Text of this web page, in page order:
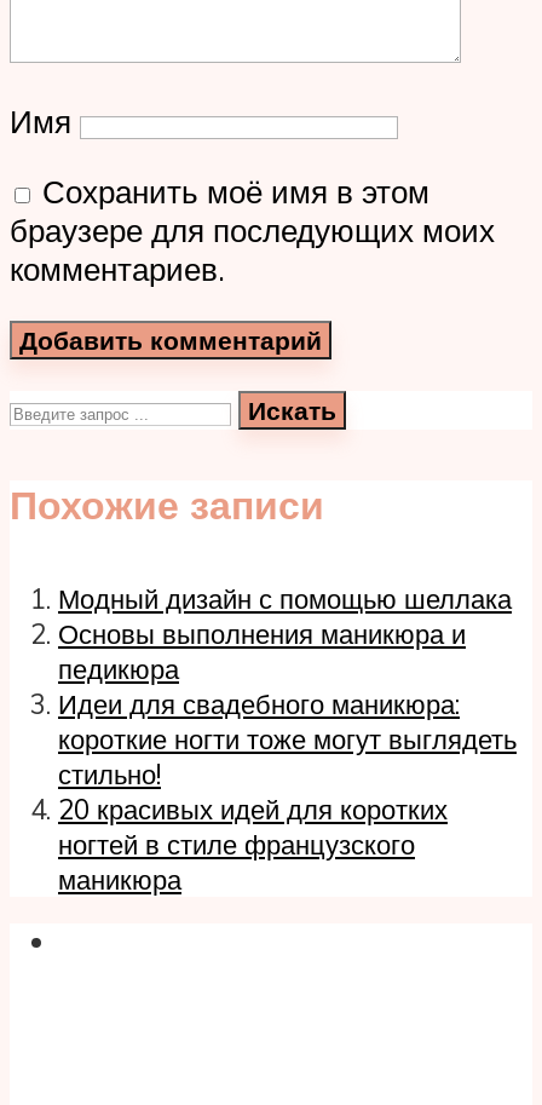
Имя
Сохранить моё имя в этом
браузере для последующих моих
комментариев.
Искать
Похожие записи
Модный дизайн с помощью шеллака
Основы выполнения маникюра и
педикюра
Идеи для свадебного маникюра:
короткие ногти тоже могут выглядеть
стильно!
20 красивых идей для коротких
ногтей в стиле французского
маникюра